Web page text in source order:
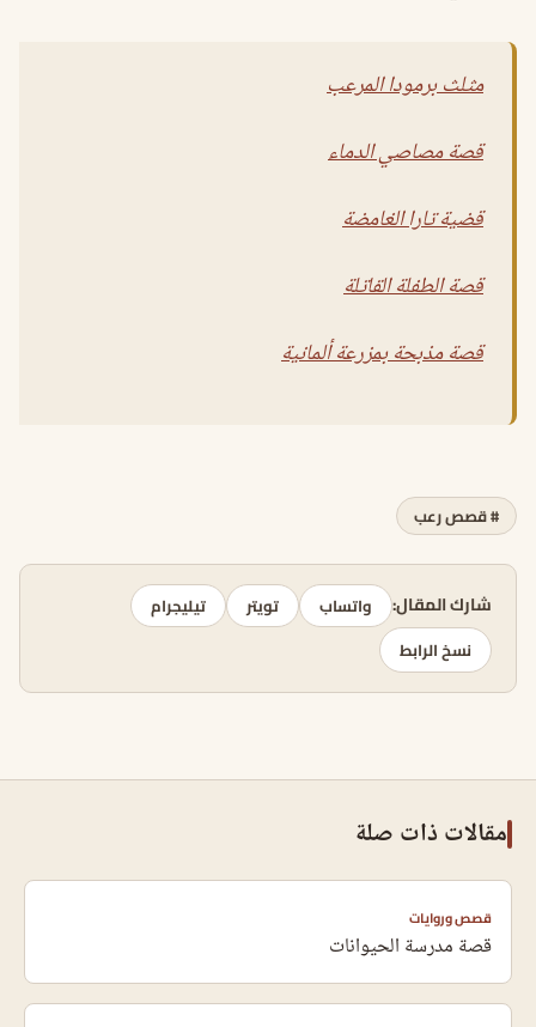
مثلث برمودا المرعب
قصة مصاصي الدماء
قضية تارا الغامضة
قصة الطفلة القاتلة
قصة مذبحة بمزرعة ألمانية
# قصص رعب
شارك المقال: واتساب تويتر
تيليجرام
نسخ الرابط
مقالات ذات صلة
قصص وروايات
قصة مدرسة الحيوانات